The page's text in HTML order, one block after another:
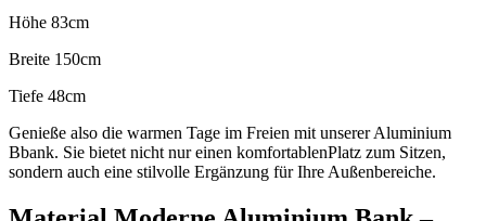
Höhe 83cm
Breite 150cm
Tiefe 48cm
Genieße also die warmen Tage im Freien mit unserer Aluminium
Bbank. Sie bietet nicht nur einen komfortablenPlatz zum Sitzen,
sondern auch eine stilvolle Ergänzung für Ihre Außenbereiche.